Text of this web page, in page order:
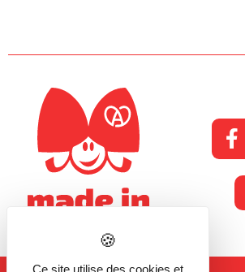
Ce site utilise des cookies et